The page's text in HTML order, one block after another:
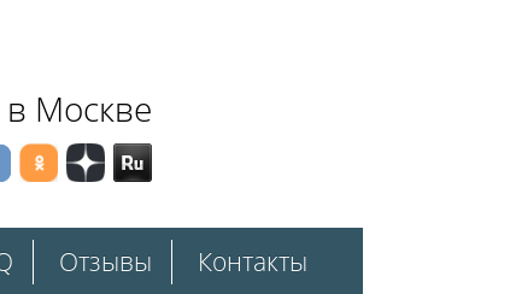
в Москве
Отзывы Контакты